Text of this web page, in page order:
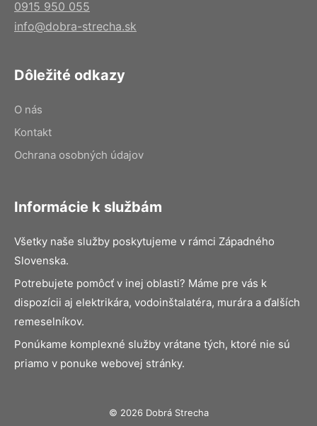
0915 950 055
info@dobra-strecha.sk
Dôležité odkazy
O nás
Kontakt
Ochrana osobných údajov
Informácie k službám
Všetky naše služby poskytujeme v rámci Západného
Slovenska.
Potrebujete pomôcť v inej oblasti? Máme pre vás k
dispozícii aj elektrikára, vodoinštalatéra, murára a ďalších
remeselníkov.
Ponúkame komplexné služby vrátane tých, ktoré nie sú
priamo v ponuke webovej stránky.
© 2026 Dobrá Strecha